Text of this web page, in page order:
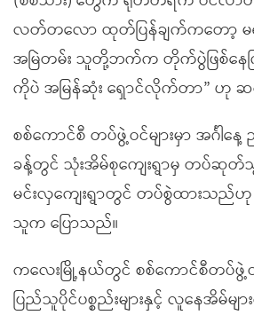
လတ်တလော ထုတ်ပြန်ချက်ကတော့ မ
အမြဲတမ်း သူတို့ဘက်က တိုက်ပွဲဖြစ်နေက
ကိုပဲ အမြန်ဆုံး ရှောင်လိုက်တာ” ဟု ဆ
စစ်ကောင်စီ တပ်ဖွဲ့ဝင်များမှာ အင်္ဂါန
ခန့်တွင် သုံးအိမ်စုကျေးရွာမှ တပ်ဆုတ်
မင်းလှကျေးရွာတွင် တပ်စွဲထားသည်ဟု
သူက ပြောသည်။
ကလေးမြို့နယ်တွင် စစ်ကောင်စီတပ်ဖွဲ့ဝင်
ပြည်သူပိုင်ပစ္စည်းများနှင့် လူနေအိမ်မျ